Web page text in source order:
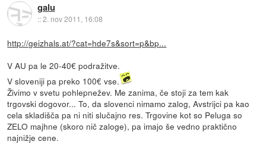
galu
::2. nov 2011, 16:08
http://geizhals.at/?cat=hde7s&sort=p&bp...
V AU pa le 20-40€ podražitve.
V sloveniji pa preko 100€ vse.
Živimo v svetu pohlepnežev. Me zanima, če stoji za tem kak
trgovski dogovor... To, da slovenci nimamo zalog, Avstrijci pa kao
cela skladišča pa ni niti slučajno res. Trgovine kot so Peluga so
ZELO majhne (skoro nič zaloge), pa imajo še vedno praktično
najnižje cene.